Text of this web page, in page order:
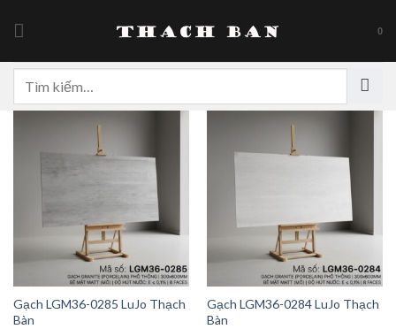
0
kiếm:
Gạch LGM36-0285 LuJo Thạch
Bàn
Gạch LGM36-0284 LuJo Thạch
Bàn